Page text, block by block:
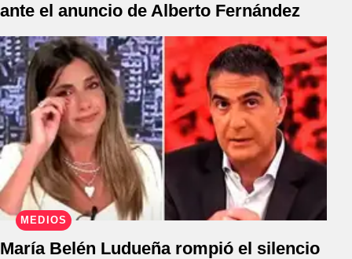
ante el anuncio de Alberto Fernández
MEDIOS
María Belén Ludueña rompió el silencio